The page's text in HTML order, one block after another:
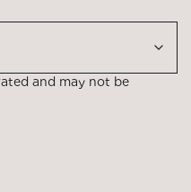
and may not be